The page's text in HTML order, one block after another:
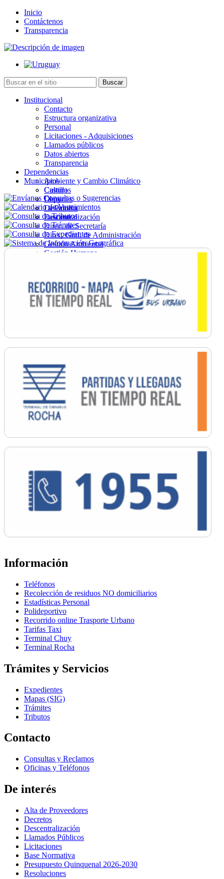
Inicio
Contáctenos
Transparencia
Institucional
Contacto
Estructura organizativa
Personal
Licitaciones - Adquisiciones
Llamados públicos
Datos abiertos
Transparencia
Dependencias
Ambiente y Cambio Climático
Cultura
Deportes
Desarrollo
Descentralización
Direc. de Secretaría
Direc. Gral. de Administración
Gestión Ambiental
Gestión Humana
Ordenamiento
Promoción Social
Salud
Secretaría General
Municipios
Castillos
Chuy
La Paloma
Lascano
Información
Teléfonos
Recolección de residuos NO domiciliarios
Estadísticas Personal
Polideportivo
Recorrido online Trasporte Urbano
Tarifas Taxi
Terminal Chuy
Terminal Rocha
Trámites y Servicios
Expedientes
Mapas (SIG)
Trámites
Tributos
Contacto
Consultas y Reclamos
Oficinas y Teléfonos
De interés
Alta de Proveedores
Decretos
Descentralización
Llamados Públicos
Licitaciones
Base Normativa
Presupuesto Quinquenal 2026-2030
Resoluciones